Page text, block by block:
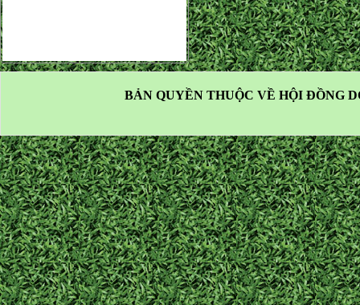
BẢN QUYỀN THUỘC VỀ HỘI ĐỒNG